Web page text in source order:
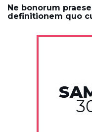
Ne bonorum
definitionem quo